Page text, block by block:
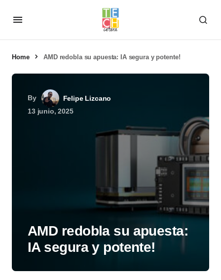
Home AMD redobla su apuesta: IA segura y potente!
By
Felipe Lizcano
13 junio, 2025
AMD redobla su apuesta:
IA segura y potente!